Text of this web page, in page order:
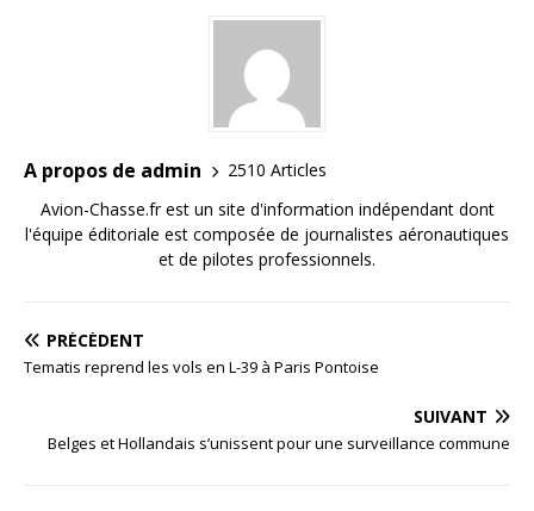
A propos de admin
2510 Articles
Avion-Chasse.fr est un site d'information indépendant dont
l'équipe éditoriale est composée de journalistes aéronautiques
et de pilotes professionnels.
PRÉCÉDENT
Tematis reprend les vols en L-39 à Paris Pontoise
SUIVANT
Belges et Hollandais s’unissent pour une surveillance commune